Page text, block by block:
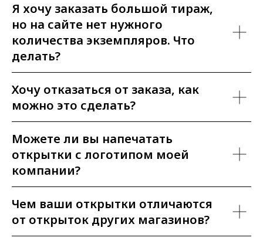
Я хочу заказать большой тираж,
но на сайте нет нужного
количества экземпляров. Что
делать?
Хочу отказаться от заказа, как
можно это сделать?
Можете ли вы напечатать
открытки с логотипом моей
компании?
Чем ваши открытки отличаются
от открыток других магазинов?